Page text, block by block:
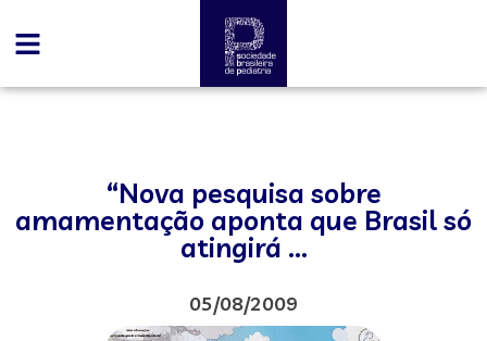
“Nova pesquisa sobre
amamentação aponta que Brasil só
atingirá …
05/08/2009